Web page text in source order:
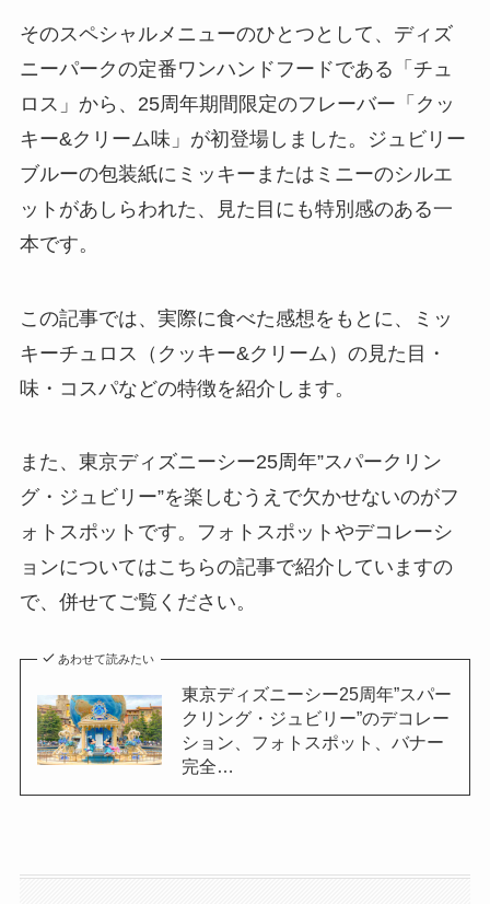
そのスペシャルメニューのひとつとして、ディズ
ニーパークの定番ワンハンドフードである「チュ
ロス」から、25周年期間限定のフレーバー「クッ
キー&クリーム味」が初登場しました。ジュビリー
ブルーの包装紙にミッキーまたはミニーのシルエ
ットがあしらわれた、見た目にも特別感のある一
本です。
この記事では、実際に食べた感想をもとに、ミッ
キーチュロス（クッキー&クリーム）の見た目・
味・コスパなどの特徴を紹介します。
また、東京ディズニーシー25周年”スパークリン
グ・ジュビリー”を楽しむうえで欠かせないのがフ
ォトスポットです。フォトスポットやデコレーシ
ョンについてはこちらの記事で紹介していますの
で、併せてご覧ください。
あわせて読みたい
東京ディズニーシー25周年”スパー
クリング・ジュビリー”のデコレー
ション、フォトスポット、バナー
完全…